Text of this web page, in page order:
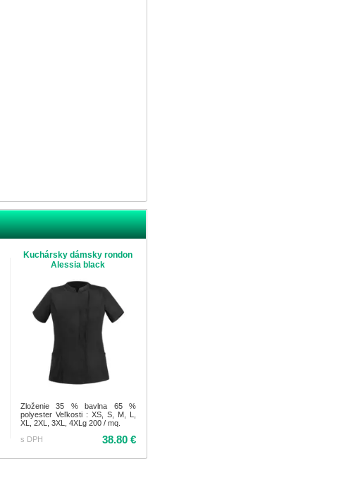
Kuchársky dámsky rondon
Alessia black
Zloženie 35 % bavlna 65 %
polyester Veľkosti : XS, S, M, L,
XL, 2XL, 3XL, 4XLg 200 / mq.
s DPH
38.80 €